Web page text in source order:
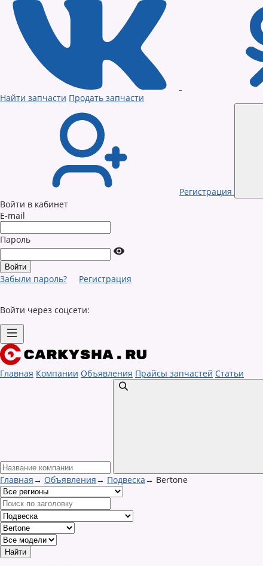
Найти запчасти Продать запчасти
Регистрация
Войти в кабинет
E-mail
Пароль
Забыли пароль? Регистрация
Войти через соцсети:
Главная Компании Объявления Прайсы запчастей Статьи
Главная→ Объявления→ Подвеска→ Bertone